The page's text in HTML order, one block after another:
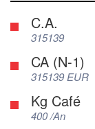
C.A.
315139
CA (N-1)
315139 EUR
Kg Café
400 /An